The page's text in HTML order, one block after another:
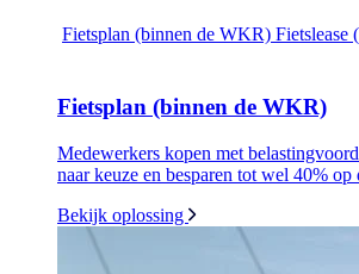
Fietsplan (binnen de WKR) Fietslease
Fietsplan (binnen de WKR)
Medewerkers kopen met
naar keuze en besparen tot wel 40% op
Bekijk oplossing